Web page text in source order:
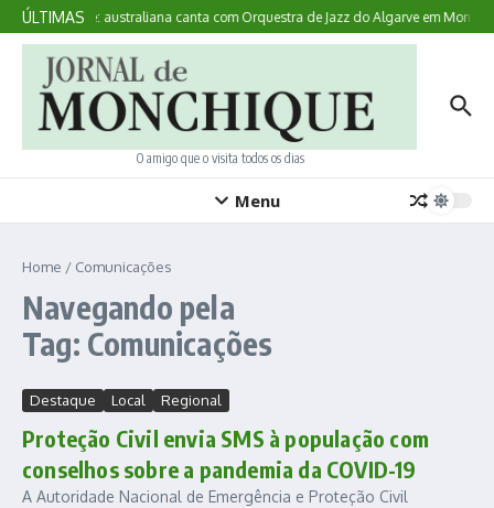
Ir para o conteúdo
ÚLTIMAS
Aqui Acontece: australiana canta com Orquestra de Jazz do Algarve em
O amigo que o visita todos os dias
Menu
Home / Comunicações
Navegando pela
Tag: Comunicações
Destaque Local Regional
Proteção Civil envia SMS à população com
conselhos sobre a pandemia da COVID-19
A Autoridade Nacional de Emergência e Proteção Civil